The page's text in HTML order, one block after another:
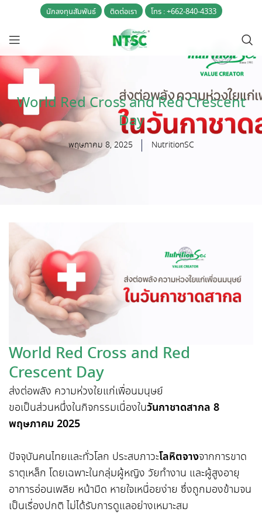
นักลงทุนสัมพันธ์ ติดต่อเรา โทร : +662-840-4333
World Red Cross and Red Crescent
Day
พฤษภาคม 8, 2025 NutritionSC
World Red Cross and Red
Crescent Day
ส่งต่อพลัง ความห่วงใยแก่เพื่อนมนุษย์
ขอเป็นส่วนหนึ่งในกิจกรรมเนื่องในวันกาชาดสากล 8
พฤษภาคม 2025
ปัจจุบันคนไทยและทั่วโลก ประสบภาวะโลหิตจางจากการขาด
ธาตุเหล็ก โดยเฉพาะในกลุ่มผู้หญิง วัยทำงาน และผู้สูงอายุ
อาการอ่อนเพลีย หน้ามืด หายใจเหนื่อยง่าย ซึ่งถูกมองข้ามจน
เป็นเรื่องปกติ ไม่ได้รับการดูแลอย่างเหมาะสม